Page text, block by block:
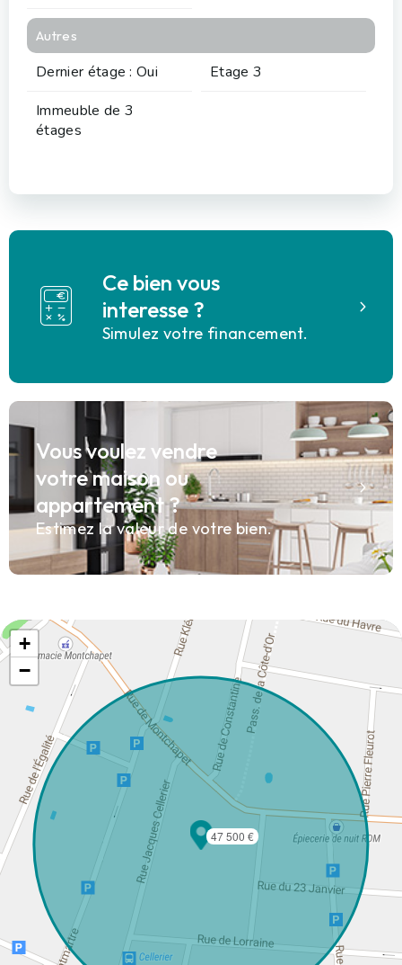
Autres
Dernier étage : Oui
Etage 3
Immeuble de 3
étages
Ce bien vous
interesse ?
Simulez votre financement.
Vous voulez vendre
votre maison ou
appartement ?
Estimez la valeur de votre bien.
47 500 €
+
−